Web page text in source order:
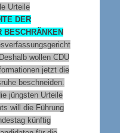
Urteile
DER
BESCHRÄNKEN
wollen CDU
jetzt die
beschneiden.
jüngsten Urteile
will die Führung
künftig